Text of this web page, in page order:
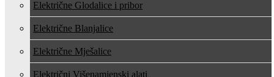
Električne Glodalice i pribor
Električne Blanjalice
Električne Mješalice
Električni Višenamjenski alati